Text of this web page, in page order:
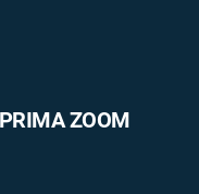
ZOOM